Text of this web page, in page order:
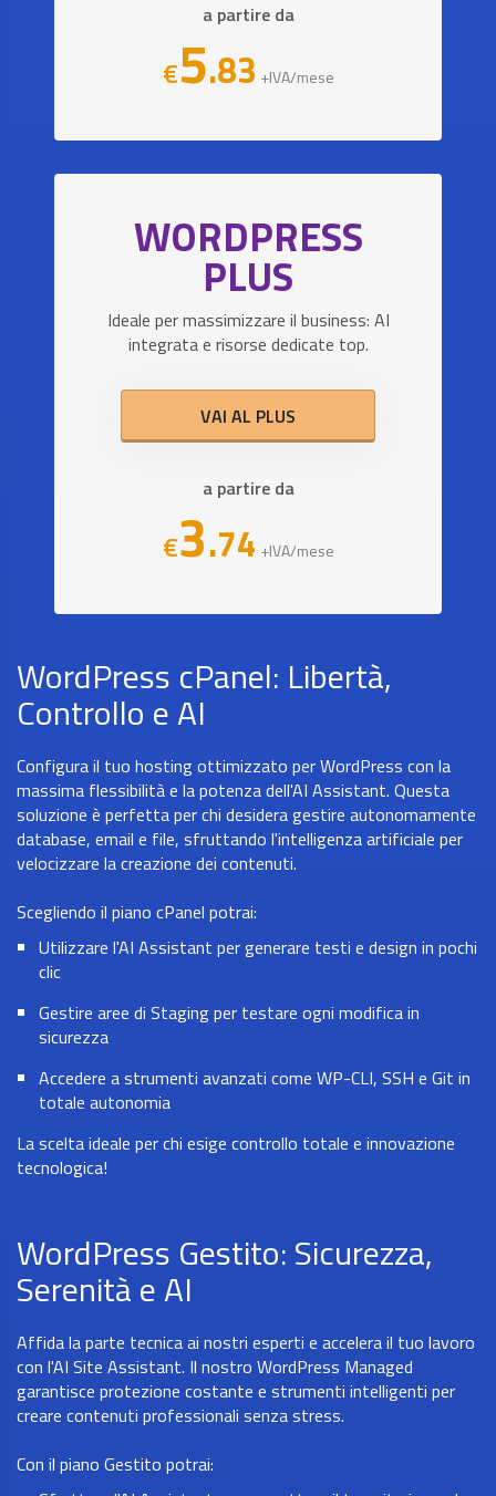
a partire da
€5.83 +IVA/mese
WORDPRESS
PLUS
Ideale per massimizzare il business: AI
integrata e risorse dedicate top.
VAI AL PLUS
a partire da
€3.74 +IVA/mese
WordPress cPanel: Libertà,
Controllo e AI
Configura il tuo hosting ottimizzato per WordPress con la
massima flessibilità e la potenza dell'AI Assistant. Questa
soluzione è perfetta per chi desidera gestire autonomamente
database, email e file, sfruttando l'intelligenza artificiale per
velocizzare la creazione dei contenuti.
Scegliendo il piano cPanel potrai:
Utilizzare l'AI Assistant per generare testi e design in pochi
clic
Gestire aree di Staging per testare ogni modifica in
sicurezza
Accedere a strumenti avanzati come WP-CLI, SSH e Git in
totale autonomia
La scelta ideale per chi esige controllo totale e innovazione
tecnologica!
WordPress Gestito: Sicurezza,
Serenità e AI
Affida la parte tecnica ai nostri esperti e accelera il tuo lavoro
con l'AI Site Assistant. Il nostro WordPress Managed
garantisce protezione costante e strumenti intelligenti per
creare contenuti professionali senza stress.
Con il piano Gestito potrai: